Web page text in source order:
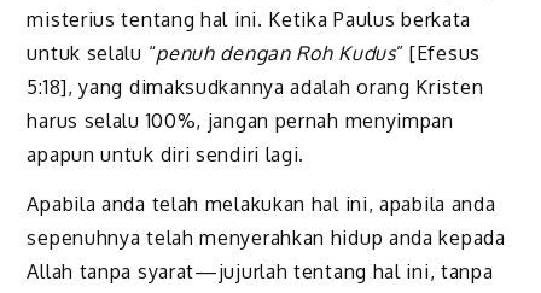
misterius tentang hal ini. Ketika Paulus berkata
untuk selalu “penuh dengan Roh Kudus” [Efesus
5:18], yang dimaksudkannya adalah orang Kristen
harus selalu 100%, jangan pernah menyimpan
apapun untuk diri sendiri lagi.
Apabila anda telah melakukan hal ini, apabila anda
sepenuhnya telah menyerahkan hidup anda kepada
Allah tanpa syarat—jujurlah tentang hal ini, tanpa